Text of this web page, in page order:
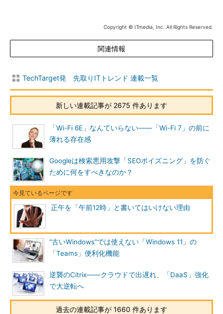
Copyright © ITmedia, Inc. All Rights Reserved.
関連情報
TechTarget発 先取りITトレンド 連載一覧
新しい連載記事が 2675 件あります
「Wi-Fi 6E」なんていらない――「Wi-Fi 7」の前に
薄れる存在感
Googleは検索悪用攻撃「SEOポイズニング」を防ぐ
ために何をすべきなのか？
正午を「午前12時」と書いてはいけない理由
“古いWindows”では使えない「Windows 11」の
「Teams」便利化機能
逆襲のCitrix――クラウドで出遅れ、「DaaS」強化
で大逆転へ
過去の連載記事が 1660 件あります